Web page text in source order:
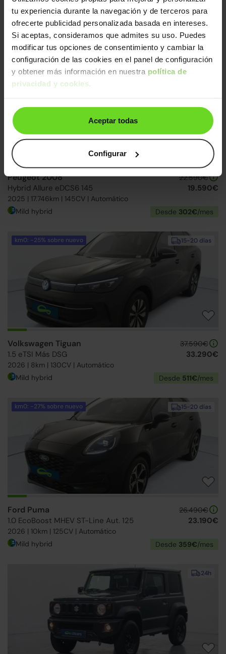
tu experiencia durante la navegación y de terceros para
ofrecerte publicidad personalizada basada en intereses.
Si aceptas, consideramos que admites su uso. Puedes
modificar tus opciones de consentimiento y cambiar la
configuración de las cookies en el panel de configuración
y obtener más información en nuestra política de
privacidad y cookies.
Aceptar todas
Configurar
Peugeot 5008 SUV
Hybrid 136 Allure eDCS6
2025 | 8.881km | 136CV | Automático
30.690€
26.990€
Mild hybrid Desde417€ /mes
15-20 días
Peugeot 2008
Hybrid Allure eDCS6 145
2025 | 17.746km | 145CV | Automático
22.590€
19.590€
Mild hybrid Desde 302€/mes
15-20 días
km0: -25% sobre nuevo
Volkswagen Tiguan
1.5 eTSI Más DSG
2026 | 8km | 130CV | Automático
37.590€
33.290€
Mild hybrid Desde 511€/mes
15-20 días
km0: -27% sobre nuevo
Ford Puma
1.0 EcoBoost MHEV ST-Line Aut. 125
2026 | 10km | 125CV | Automático
26.490€
23.190€
Mild hybrid Desde 359€/mes
24h